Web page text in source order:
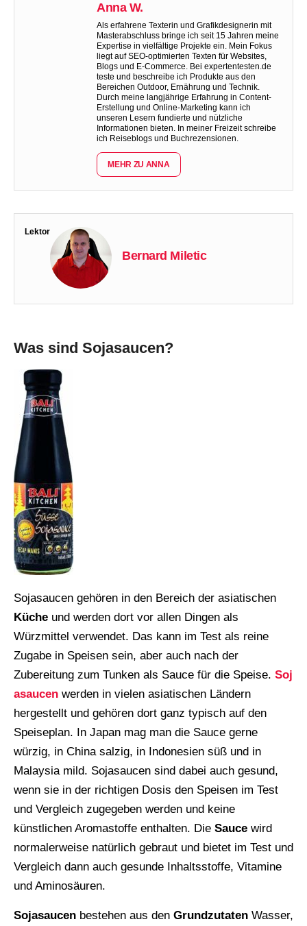
Anna W.
Als erfahrene Texterin und Grafikdesignerin mit
Masterabschluss bringe ich seit 15 Jahren meine
Expertise in vielfältige Projekte ein. Mein Fokus
liegt auf SEO-optimierten Texten für Websites,
Blogs und E-Commerce. Bei expertentesten.de
teste und beschreibe ich Produkte aus den
Bereichen Outdoor, Ernährung und Technik.
Durch meine langjährige Erfahrung in Content-
Erstellung und Online-Marketing kann ich
unseren Lesern fundierte und nützliche
Informationen bieten. In meiner Freizeit schreibe
ich Reiseblogs und Buchrezensionen.
MEHR ZU ANNA
Lektor
Bernard Miletic
Was sind Sojasaucen?
Sojasaucen gehören in den Bereich der asiatischen
Küche und werden dort vor allen Dingen als
Würzmittel verwendet. Das kann im Test als reine
Zugabe in Speisen sein, aber auch nach der
Zubereitung zum Tunken als Sauce für die Speise. Soj
asaucen werden in vielen asiatischen Ländern
hergestellt und gehören dort ganz typisch auf den
Speiseplan. In Japan mag man die Sauce gerne
würzig, in China salzig, in Indonesien süß und in
Malaysia mild. Sojasaucen sind dabei auch gesund,
wenn sie in der richtigen Dosis den Speisen im Test
und Vergleich zugegeben werden und keine
künstlichen Aromastoffe enthalten. Die Sauce wird
normalerweise natürlich gebraut und bietet im Test und
Vergleich dann auch gesunde Inhaltsstoffe, Vitamine
und Aminosäuren.
Sojasaucen bestehen aus den Grundzutaten Wasser,